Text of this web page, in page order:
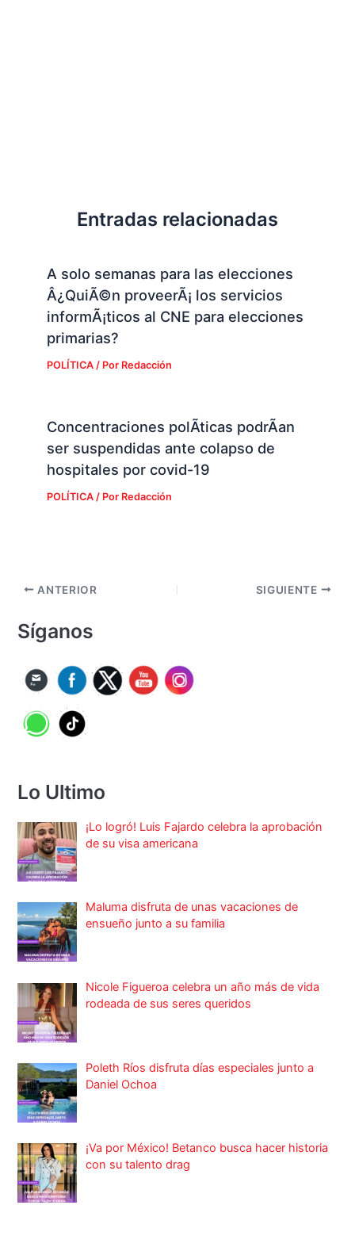
Entradas relacionadas
A solo semanas para las elecciones
Â¿QuiÃ©n proveerÃ¡ los servicios
informÃ¡ticos al CNE para elecciones
primarias?
POLÍTICA/ Por Redacción
Concentraciones polÃ­ticas podrÃ­an
ser suspendidas ante colapso de
hospitales por covid-19
POLÍTICA/ Por Redacción
ANTERIOR SIGUIENTE
Síganos
Lo Ultimo
¡Lo logró! Luis Fajardo celebra la aprobación
de su visa americana
Maluma disfruta de unas vacaciones de
ensueño junto a su familia
Nicole Figueroa celebra un año más de vida
rodeada de sus seres queridos
Poleth Ríos disfruta días especiales junto a
Daniel Ochoa
¡Va por México! Betanco busca hacer historia
con su talento drag